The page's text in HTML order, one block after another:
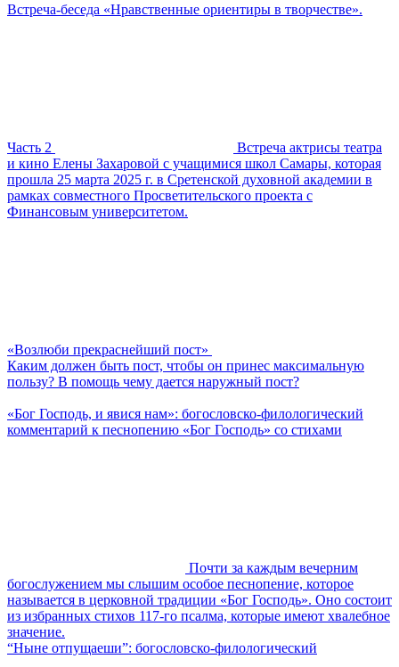
Встреча-беседа «Нравственные ориентиры в творчестве».
Часть 2
Встреча актрисы театра
и кино Елены Захаровой с учащимися школ Самары, которая
прошла 25 марта 2025 г. в Сретенской духовной академии в
рамках совместного Просветительского проекта с
Финансовым университетом.
«Возлюби прекраснейший пост»
Каким должен быть пост, чтобы он принес максимальную
пользу? В помощь чему дается наружный пост?
«Бог Господь, и явися нам»: богословско-филологический
комментарий к песнопению «Бог Господь» со стихами
Почти за каждым вечерним
богослужением мы слышим особое песнопение, которое
называется в церковной традиции «Бог Господь». Оно состоит
из избранных стихов 117-го псалма, которые имеют хвалебное
значение.
“Ныне отпущаеши”: богословско-филологический